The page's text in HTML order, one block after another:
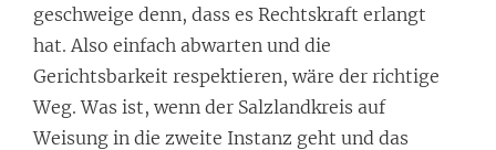
geschweige denn, dass es Rechtskraft erlangt
hat. Also einfach abwarten und die
Gerichtsbarkeit respektieren, wäre der richtige
Weg. Was ist, wenn der Salzlandkreis auf
Weisung in die zweite Instanz geht und das